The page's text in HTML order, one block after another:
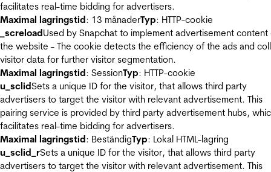
facilitates real-time bidding for advertisers.
Maximal lagringstid: 13 månaderTyp: HTTP-cookie
_screloadUsed by Snapchat to implement advertisement content
the website - The cookie detects the efficiency of the ads and
visitor data for further visitor segmentation.
Maximal lagringstid: SessionTyp: HTTP-cookie
u_sclidSets a unique ID for the visitor, that allows third party
advertisers to target the visitor with relevant advertisement. This
pairing service is provided by third party advertisement hubs,
facilitates real-time bidding for advertisers.
Maximal lagringstid: BeständigTyp: Lokal HTML-lagring
u_sclid_rSets a unique ID for the visitor, that allows third party
advertisers to target the visitor with relevant advertisement. This